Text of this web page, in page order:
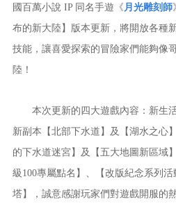
國百萬小說 IP 同名手遊《 月光雕刻師
布的新大陸】版本更新，將開放各種
技能，讓喜愛探索的冒險家們能夠像
陸！
本次更新的四大遊戲內容：新生活
新副本【北部下水道】及【湖水之心
的下水道迷宮】及【五大地圖新區域
級100專屬點名】、【改版紀念系列
塔】，誠意感謝玩家們對遊戲開服的